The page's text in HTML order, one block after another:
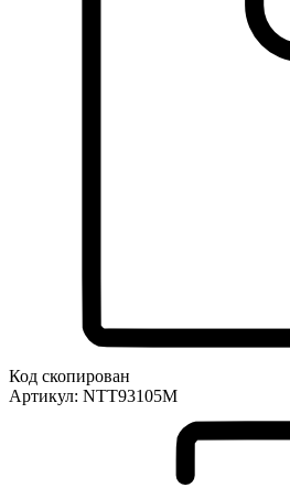
Код скопирован
Артикул: NTT93105M